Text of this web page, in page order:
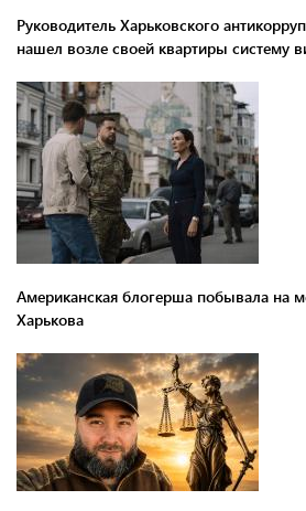
Руководитель Харьковского
нашел возле своей квартиры систему
Американская блогерша побывала на
Харькова